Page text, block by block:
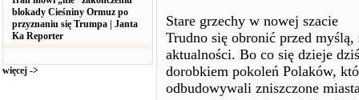
blokady Cieśniny Ormuz po
przyznaniu się Trumpa | Janta
Ka Reporter
więcej ->
Stare grzechy w nowej szacie
Trudno się obronić przed
aktualności. Bo co się dzieje
dorobkiem pokoleń Polaków,
odbudowywali zniszczone